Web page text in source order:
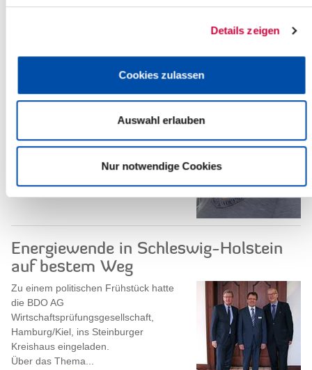
Details zeigen
Cookies zulassen
Auswahl erlauben
Nur notwendige Cookies
Plattdeutscher Nachmittag im
Kreismuseum
"Steerns an’n Heven – Wunnerbores to
Wiehnachten" so lautet der Titel des
Dezember 2017, 15.00 bis 17.00
Uhr, im...
Energiewende in Schleswig-Holstein
auf bestem Weg
Zu einem politischen Frühstück hatte
die BDO AG
Wirtschaftsprüfungsgesellschaft,
Hamburg/Kiel, ins Steinburger
Kreishaus eingeladen.
Über das Thema...